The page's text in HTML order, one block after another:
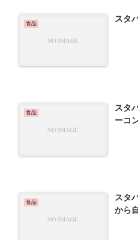
食品 スタ
食品
スタ
ーコ
食品
スタ
から